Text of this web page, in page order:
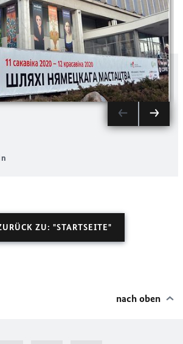
ZU: "STARTSEITE"
nach oben